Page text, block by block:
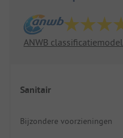
ANWB classificatiemodel
Sanitair
Bijzondere voorzieningen